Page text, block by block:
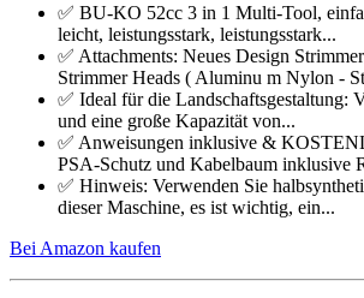
✅ BU-KO 52cc 3 in 1 Multi-Tool,
leicht, leistungsstark, leistungsstark...
✅ Attachments: Neues Design
Strimmer Heads ( Aluminu m Nylon -
✅ Ideal für die Landschaftsgestaltung:
und eine große Kapazität von...
✅ Anweisungen inklusive &
PSA-Schutz und Kabelbaum inklusive
✅ Hinweis: Verwenden Sie
dieser Maschine, es ist wichtig, ein...
Bei Amazon kaufen